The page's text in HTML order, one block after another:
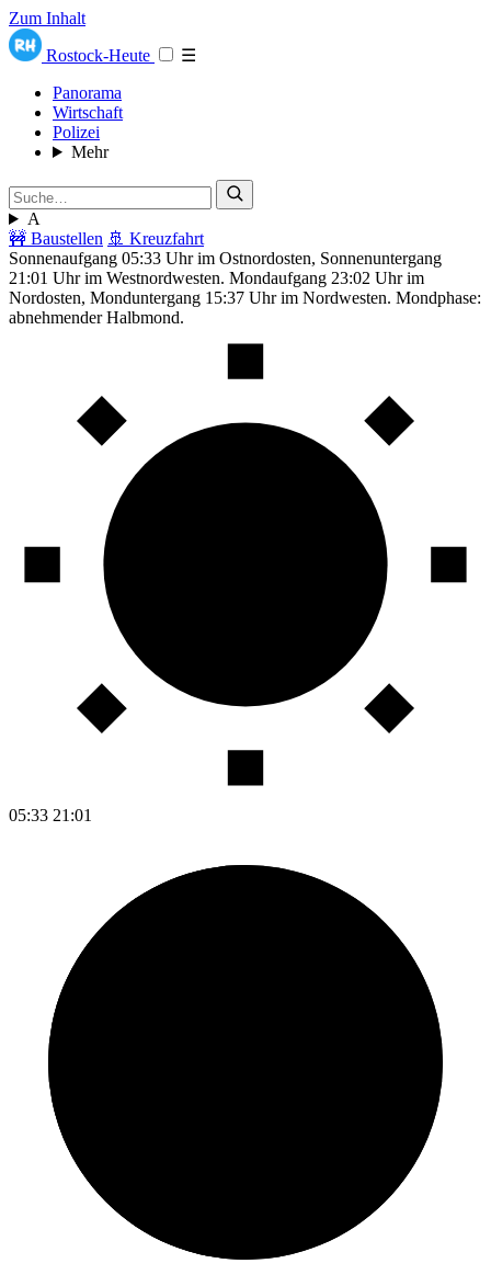
Zum Inhalt
Rostock-Heute
☰
Panorama
Wirtschaft
Polizei
Mehr
A
🚧 Baustellen 🚢 Kreuzfahrt
Sonnenaufgang 05:33 Uhr im Ostnordosten, Sonnenuntergang
21:01 Uhr im Westnordwesten. Mondaufgang 23:02 Uhr im
Nordosten, Monduntergang 15:37 Uhr im Nordwesten. Mondphase:
abnehmender Halbmond.
05:33 21:01